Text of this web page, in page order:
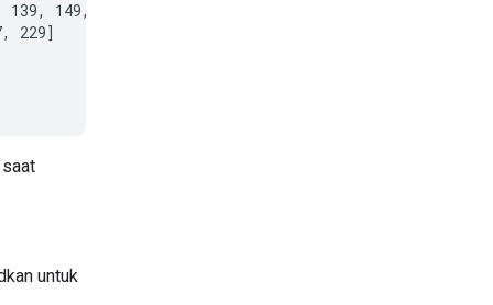
149, 151,
229]
untuk